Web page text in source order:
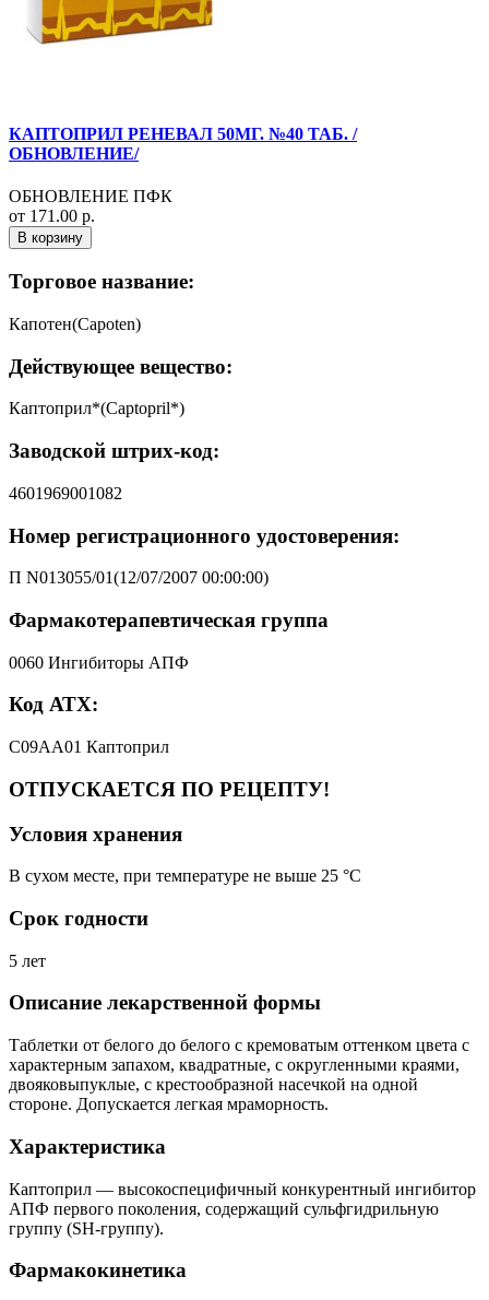
КАПТОПРИЛ РЕНЕВАЛ 50МГ. №40 ТАБ. /
ОБНОВЛЕНИЕ/
ОБНОВЛЕНИЕ ПФК
от 171.00 р.
В корзину
Торговое название:
Капотен(Capoten)
Действующее вещество:
Каптоприл*(Captopril*)
Заводской штрих-код:
4601969001082
Номер регистрационного удостоверения:
П N013055/01(12/07/2007 00:00:00)
Фармакотерапевтическая группа
0060 Ингибиторы АПФ
Код АТХ:
C09AA01 Каптоприл
ОТПУСКАЕТСЯ ПО РЕЦЕПТУ!
Условия хранения
В сухом месте, при температуре не выше 25 °C
Срок годности
5 лет
Описание лекарственной формы
Таблетки от белого до белого с кремоватым оттенком цвета с
характерным запахом, квадратные, с округленными краями,
двояковыпуклые, с крестообразной насечкой на одной
стороне. Допускается легкая мраморность.
Характеристика
Каптоприл — высокоспецифичный конкурентный ингибитор
АПФ первого поколения, содержащий сульфгидрильную
группу (SH-группу).
Фармакокинетика